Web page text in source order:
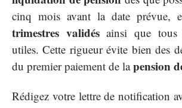
cinq mois avant la date prévue,
trimestres validésainsi que tous
utiles. Cette rigueur évite bien des
du premier paiement de lapension
Rédigez votre lettre de notification